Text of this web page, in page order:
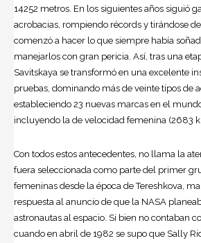
14252 metros. En los siguientes años siguió
acrobacias, rompiendo récords y tirándose
comenzó a hacer lo que siempre había
manejarlos con gran pericia. Así, tras una
Savitskaya se transformó en una excelente
pruebas, dominando más de veinte tipos de
estableciendo 23 nuevas marcas en el
incluyendo la de velocidad femenina (2683
Con todos estos antecedentes, no llama la
fuera seleccionada como parte del primer
femeninas desde la época de Tereshkova,
respuesta al anuncio de que la NASA
astronautas al espacio. Si bien no contaban
cuando en abril de 1982 se supo que Sally